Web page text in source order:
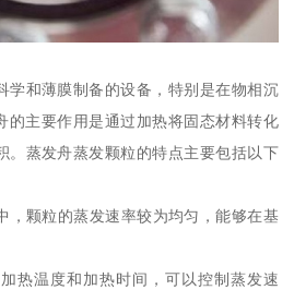
学和薄膜制备的设备，特别是在物相沉
的主要作用是通过加热将固态材料转化
。蒸发舟蒸发颗粒的特点主要包括以下
颗粒的蒸发速率较为均匀，能够在基
热温度和加热时间，可以控制蒸发速